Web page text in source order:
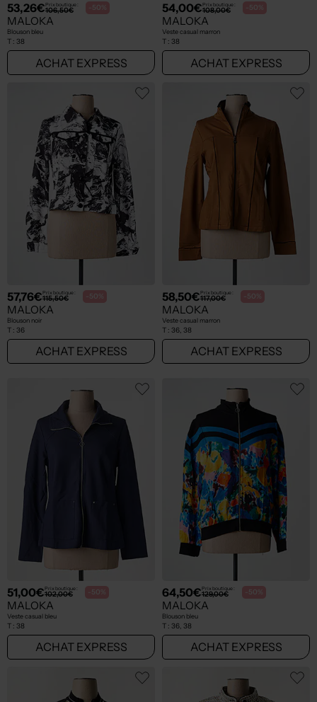
53,26€Prix boutique :
106,50€ -50%
MALOKA
Blouson bleu
T : 38
ACHAT EXPRESS
54,00€Prix boutique :
108,00€ -50%
MALOKA
Veste casual marron
T : 38
ACHAT EXPRESS
57,76€Prix boutique :
115,50€ -50%
MALOKA
Blouson noir
T : 36
ACHAT EXPRESS
58,50€Prix boutique :
117,00€ -50%
MALOKA
Veste casual marron
T : 36, 38
ACHAT EXPRESS
51,00€Prix boutique :
102,00€ -50%
MALOKA
Veste casual bleu
T : 38
ACHAT EXPRESS
64,50€Prix boutique :
129,00€ -50%
MALOKA
Blouson bleu
T : 36, 38
ACHAT EXPRESS